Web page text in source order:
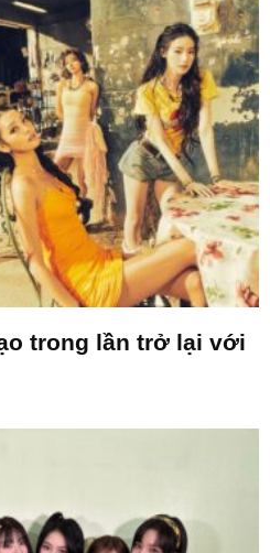
trong lần trở lại với